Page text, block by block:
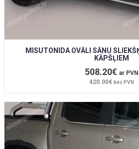
MISUTONIDA OVĀLI SĀNU
KĀPŠĻIEM
508.20€ ar PVN
420.00€ bez PVN